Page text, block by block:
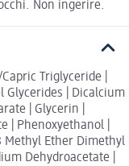
Non ingerire.
Triglyceride |
Glycerides | Dicalcium
| Glycerin |
| Phenoxyethanol |
Methyl Ether Dimethyl
Dehydroacetate |